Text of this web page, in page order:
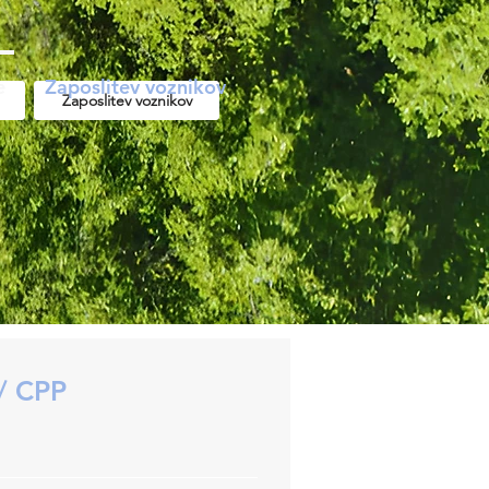
Zaposlitev voznikov
CPP
Zaposlitev voznikov